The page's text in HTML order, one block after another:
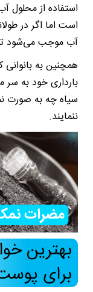
استفاده از محلول
است اما اگر در
آب موجب می‌شود
همچنین به بانوانی
بارداری خود به
سیاه چه به صورت
ننمایند.
بهترین
برای